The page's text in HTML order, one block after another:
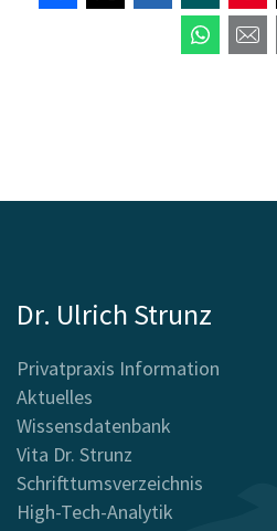
Dr. Ulrich Strunz
Privatpraxis Information
Aktuelles
Wissensdatenbank
Vita Dr. Strunz
Schrifttumsverzeichnis
High-Tech-Analytik